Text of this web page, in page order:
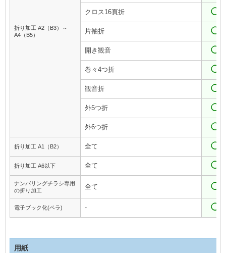
折り加工 A2（B3）～
A4（B5）
クロス16頁折 ◯
片袖折 ◯
開き観音 ◯
巻々4つ折 ◯
観音折 ◯
外5つ折 ◯
外6つ折 ◯
折り加工 A1（B2） 全て ◯
折り加工 A6以下 全て ◯
ナンバリングチラシ専用
の折り加工
全て ◯
電子ブック化(ペラ) - ◯
用紙